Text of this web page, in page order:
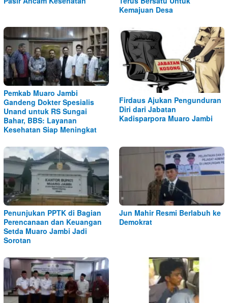
Kemajuan Desa
Pemkab Muaro Jambi
Gandeng Dokter Spesialis
Unand untuk RS Sungai
Bahar, BBS: Layanan
Kesehatan Siap Meningkat
Firdaus Ajukan Pengunduran
Diri dari Jabatan
Kadisparpora Muaro Jambi
Penunjukan PPTK di Bagian
Perencanaan dan Keuangan
Setda Muaro Jambi Jadi
Sorotan
Jun Mahir Resmi Berlabuh ke
Demokrat